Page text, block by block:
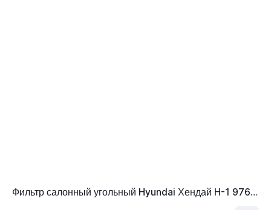
Фильтр салонный угольный Hyundai Хендай H-1 976174H000